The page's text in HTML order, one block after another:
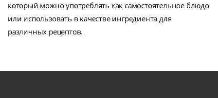
который можно употреблять как самостоятельное блюдо
или использовать в качестве ингредиента для
различных рецептов.